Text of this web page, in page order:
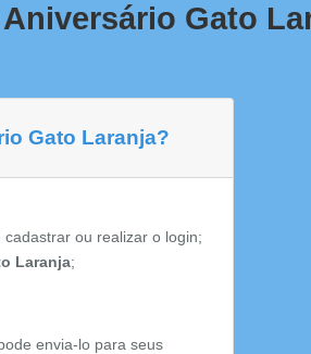
Gato
Gato Laranja?
ou realizar o login;
Laranja;
envia-lo para seus